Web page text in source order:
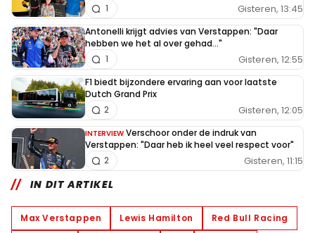
Gisteren, 13:45
1
Antonelli krijgt advies van Verstappen: "Daar
hebben we het al over gehad..."
Gisteren, 12:55
1
F1 biedt bijzondere ervaring aan voor laatste
Dutch Grand Prix
Gisteren, 12:05
2
INTERVIEW Verschoor onder de indruk van
Verstappen: "Daar heb ik heel veel respect voor"
Gisteren, 11:15
2
IN DIT ARTIKEL
Max Verstappen Lewis Hamilton
Red Bull Racing